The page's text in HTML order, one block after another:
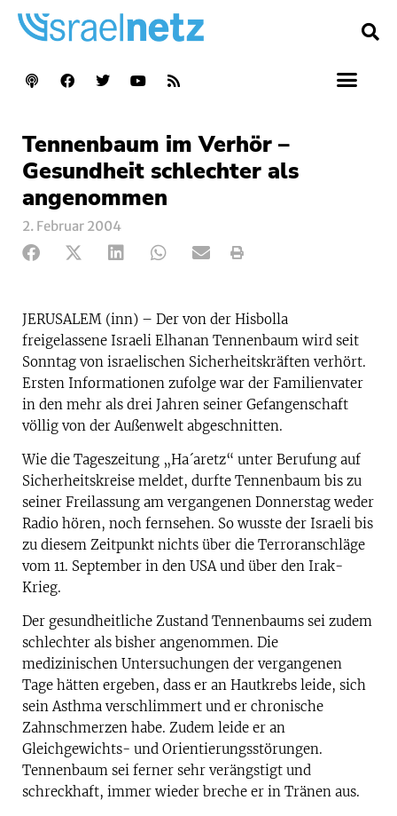
Tennenbaum im Verhör –
Gesundheit schlechter als
angenommen
2. Februar 2004
JERUSALEM (inn) – Der von der Hisbolla
freigelassene Israeli Elhanan Tennenbaum wird seit
Sonntag von israelischen Sicherheitskräften verhört.
Ersten Informationen zufolge war der Familienvater
in den mehr als drei Jahren seiner Gefangenschaft
völlig von der Außenwelt abgeschnitten.
Wie die Tageszeitung „Ha´aretz“ unter Berufung auf
Sicherheitskreise meldet, durfte Tennenbaum bis zu
seiner Freilassung am vergangenen Donnerstag weder
Radio hören, noch fernsehen. So wusste der Israeli bis
zu diesem Zeitpunkt nichts über die Terroranschläge
vom 11. September in den USA und über den Irak-
Krieg.
Der gesundheitliche Zustand Tennenbaums sei zudem
schlechter als bisher angenommen. Die
medizinischen Untersuchungen der vergangenen
Tage hätten ergeben, dass er an Hautkrebs leide, sich
sein Asthma verschlimmert und er chronische
Zahnschmerzen habe. Zudem leide er an
Gleichgewichts- und Orientierungsstörungen.
Tennenbaum sei ferner sehr verängstigt und
schreckhaft, immer wieder breche er in Tränen aus.